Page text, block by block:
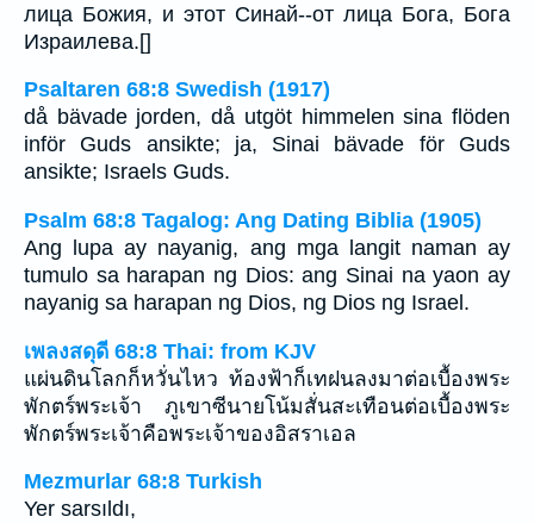
лица Божия, и этот Синай--от лица Бога, Бога
Израилева.[]
Psaltaren 68:8 Swedish (1917)
då bävade jorden, då utgöt himmelen sina flöden
inför Guds ansikte; ja, Sinai bävade för Guds
ansikte; Israels Guds.
Psalm 68:8 Tagalog: Ang Dating Biblia (1905)
Ang lupa ay nayanig, ang mga langit naman ay
tumulo sa harapan ng Dios: ang Sinai na yaon ay
nayanig sa harapan ng Dios, ng Dios ng Israel.
เพลงสดุดี 68:8 Thai: from KJV
แผ่นดินโลกก็หวั่นไหว ท้องฟ้าก็เทฝนลงมาต่อเบื้องพระ
พักตร์พระเจ้า ภูเขาซีนายโน้มสั่นสะเทือนต่อเบื้องพระ
พักตร์พระเจ้าคือพระเจ้าของอิสราเอล
Mezmurlar 68:8 Turkish
Yer sarsıldı,